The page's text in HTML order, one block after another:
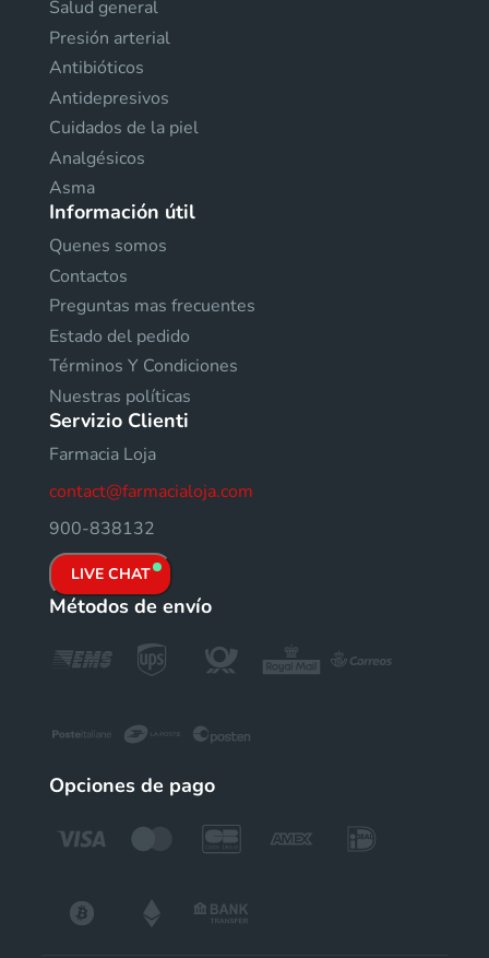
Salud general
Presión arterial
Antibióticos
Antidepresivos
Cuidados de la piel
Analgésicos
Asma
Información útil
Quenes somos
Contactos
Preguntas mas frecuentes
Estado del pedido
Términos Y Condiciones
Nuestras políticas
Servizio Clienti
Farmacia Loja
contact@farmacialoja.com
900-838132
LIVE CHAT
Métodos de envío
Opciones de pago